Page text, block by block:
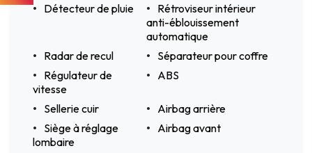
Détecteur de pluie
Rétroviseur intérieur
anti-éblouissement
automatique
Radar de recul
Séparateur pour coffre
Régulateur de
vitesse
ABS
Sellerie cuir
Airbag arrière
Siège à réglage
lombaire
Airbag avant